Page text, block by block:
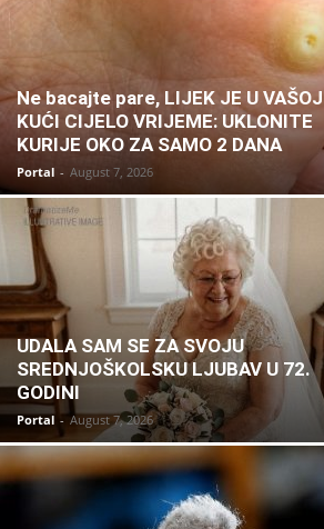
Ne bacajte pare, LIJEK JE U VAŠOJ
KUĆI CIJELO VRIJEME: UKLONITE
KURIJE OKO ZA SAMO 2 DANA
Portal - August 7, 2026
UDALA SAM SE ZA SVOJU
SREDNJOŠKOLSKU LJUBAV U 72.
GODINI
Portal - August 7, 2026